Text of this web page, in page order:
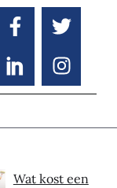
Wat kost een